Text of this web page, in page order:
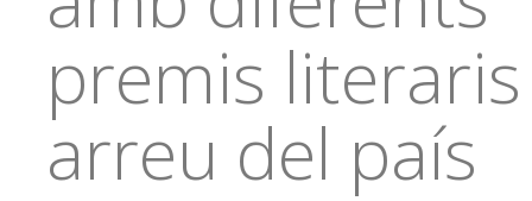
premis literaris
arreu del país